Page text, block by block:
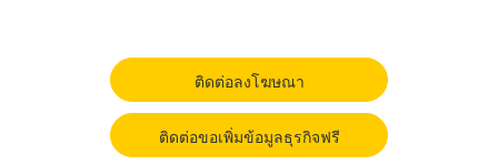
ติดต่อลงโฆษณา
ติดต่อขอเพิ่มข้อมูลธุรกิจฟรี